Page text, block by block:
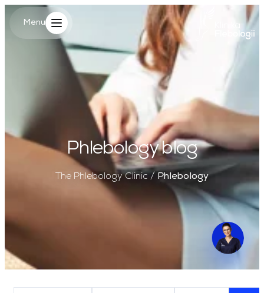
Menu
Menu Main Logo
Phlebology blog
The Phlebology Clinic / Phlebology